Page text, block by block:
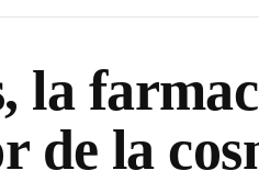
la
de la